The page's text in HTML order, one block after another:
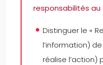
responsabilités au
Distinguer le «
l’information)
réalise